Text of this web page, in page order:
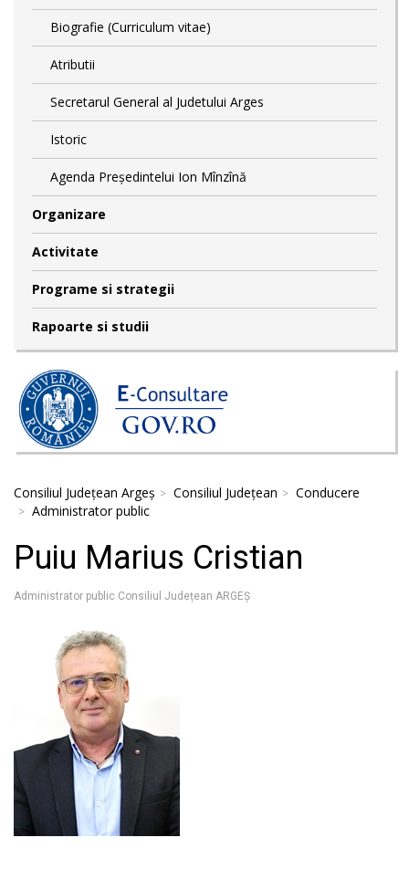
Biografie (Curriculum vitae)
Atributii
Secretarul General al Judetului Arges
Istoric
Agenda Președintelui Ion Mînzînă
Organizare
Activitate
Programe si strategii
Rapoarte si studii
Consiliul Județean Argeș Consiliul Județean
Conducere
Administrator public
Puiu Marius Cristian
Administrator public Consiliul Județean ARGEȘ